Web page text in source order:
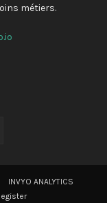
métiers.
INVYO ANALYTICS